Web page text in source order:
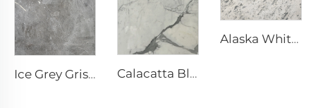
Ice Grey Gris Piedra Natural Mármol con Venas de Grietas Blancas Irregulares Calacatta Blanco Piedra Natural Mármol con Vena y Patrón Gris
Alaska White Blanco Piedra Natural Mármol con Textura Moteada y Fragmentada Gris